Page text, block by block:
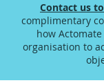
Contact us
complimentary
how
organisation to